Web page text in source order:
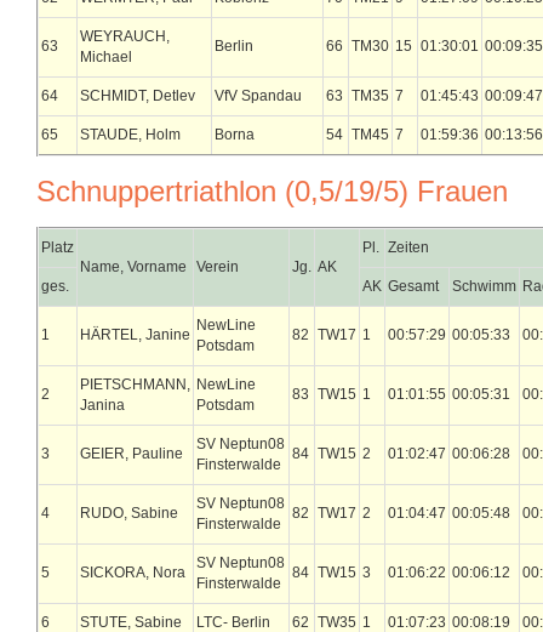
63
WEYRAUCH,
Michael
Berlin 66 TM30 15 01:30:01 00:09:35
64 SCHMIDT, Detlev VfV Spandau 63 TM35 7 01:45:43 00:09:47
65 STAUDE, Holm Borna 54 TM45 7 01:59:36 00:13:56
Schnuppertriathlon (0,5/19/5) Frauen
Platz
Name, Vorname
Verein Jg. AK
Pl. Zeiten
ges. AK Gesamt Schwimm
1 HÄRTEL, Janine
NewLine
Potsdam
82 TW17 1 00:57:29 00:05:33
2
PIETSCHMANN,
Janina
NewLine
Potsdam
83 TW15 1 01:01:55 00:05:31
3 GEIER, Pauline
SV Neptun08
Finsterwalde
84 TW15 2 01:02:47 00:06:28
4 RUDO, Sabine
SV Neptun08
Finsterwalde
82 TW17 2 01:04:47 00:05:48
5 SICKORA, Nora
SV Neptun08
Finsterwalde
84 TW15 3 01:06:22 00:06:12
6 STUTE, Sabine LTC- Berlin 62 TW35 1 01:07:23 00:08:19